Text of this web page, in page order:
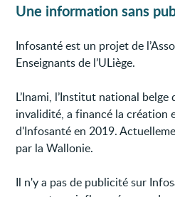
Une information sans
Infosanté est un projet de
Enseignants de l’ULiège.
L’Inami, l’Institut national belge
invalidité, a financé la création
d'Infosanté en 2019.
par la Wallonie.
Il n'y a pas de publicité sur